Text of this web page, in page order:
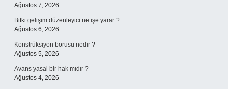
Ağustos 7, 2026
Bitki gelişim düzenleyici ne işe yarar ?
Ağustos 6, 2026
Konstrüksiyon borusu nedir ?
Ağustos 5, 2026
Avans yasal bir hak mıdır ?
Ağustos 4, 2026